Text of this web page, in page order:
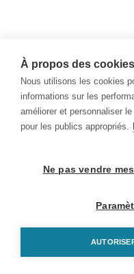
À propos des
Nous utilisons les cookies
informations sur les
améliorer et personnaliser
pour les publics appropriés.
Ne pas vendre